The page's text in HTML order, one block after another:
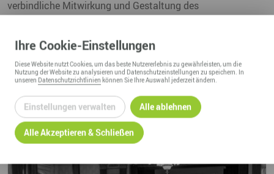
verbindliche Mitwirkung und Gestaltung des
Regionalmarketings erhoffen wir uns, dass Unternehmen
einfließen lassen“, betont Matthias Lißke.
05.11.2015
Ihre Cookie-Einstellungen
DieseWebsitenutzt Cookies, um das beste Nutzererlebnis zu gewährleisten, um die
Nutzung derWebsitezu analysieren und Datenschutzeinstellungen zu speichern. In
unseren Datenschutzrichtlinien können Sie Ihre Auswahl jederzeit ändern.
Einstellungen verwalten Alle ablehnen
Alle Akzeptieren & Schließen